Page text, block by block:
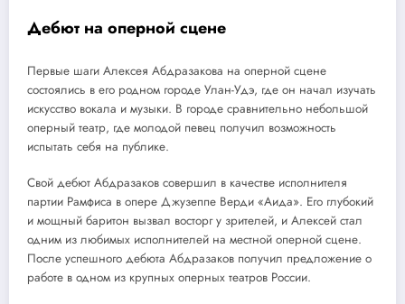
Дебют на оперной сцене
Первые шаги Алексея Абдразакова на оперной сцене
состоялись в его родном городе Улан-Удэ, где он начал изучать
искусство вокала и музыки. В городе сравнительно небольшой
оперный театр, где молодой певец получил возможность
испытать себя на публике.
Свой дебют Абдразаков совершил в качестве исполнителя
партии Рамфиса в опере Джузеппе Верди «Аида». Его глубокий
и мощный баритон вызвал восторг у зрителей, и Алексей стал
одним из любимых исполнителей на местной оперной сцене.
После успешного дебюта Абдразаков получил предложение о
работе в одном из крупных оперных театров России.